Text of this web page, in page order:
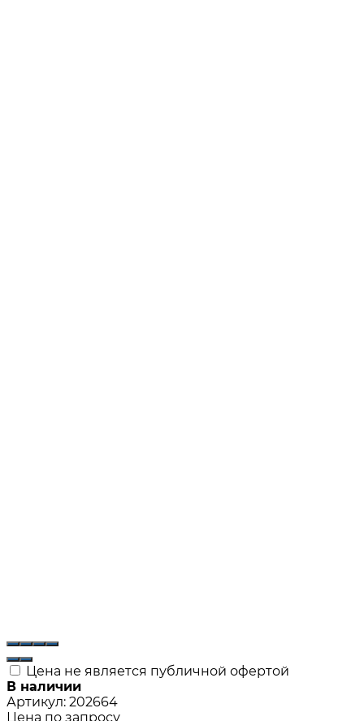
Цена не является публичной офертой
В наличии
Артикул: 202664
Цена по запросу